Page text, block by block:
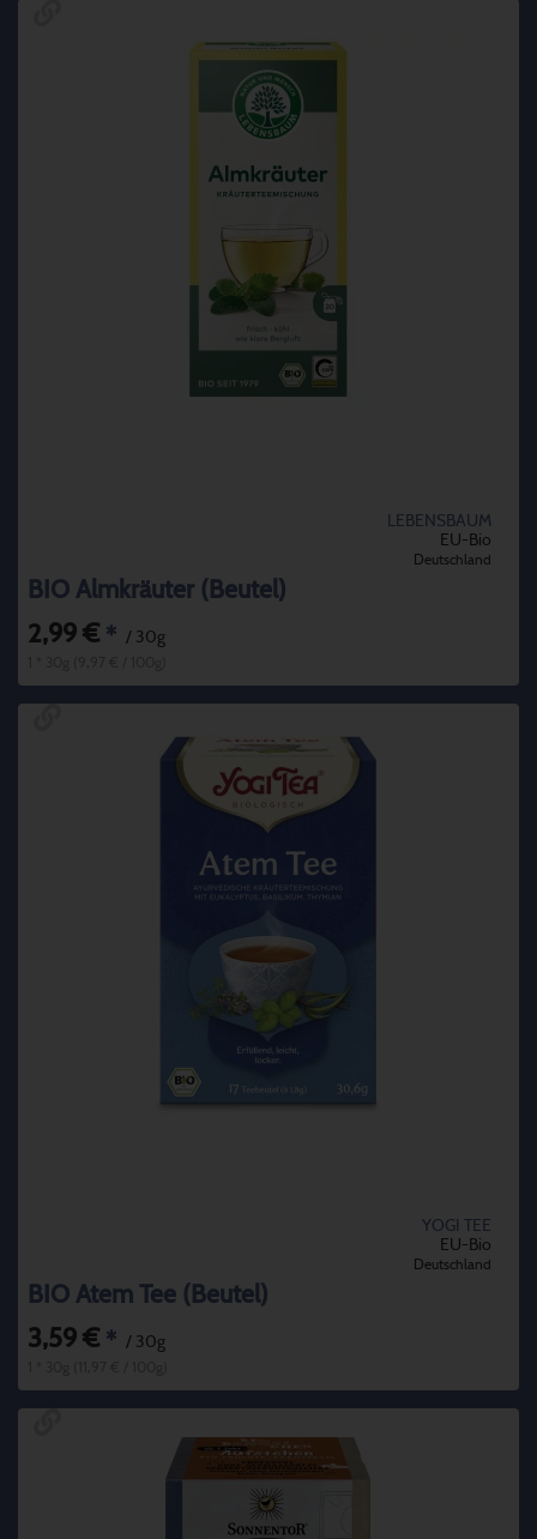
LEBENSBAUM
EU-Bio
Deutschland
BIO Almkräuter (Beutel)
2,99 € * / 30g
YOGI TEE
EU-Bio
Deutschland
BIO Atem Tee (Beutel)
3,59 € * / 30g